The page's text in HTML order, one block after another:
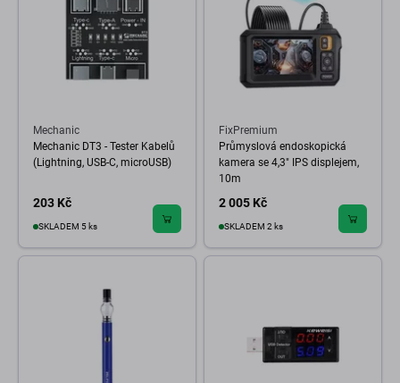
Mechanic
Mechanic DT3 - Tester Kabelů
(Lightning, USB-C, microUSB)
203 Kč
SKLADEM 5 ks
FixPremium
Průmyslová endoskopická
kamera se 4,3" IPS displejem,
10m
2 005 Kč
SKLADEM 2 ks